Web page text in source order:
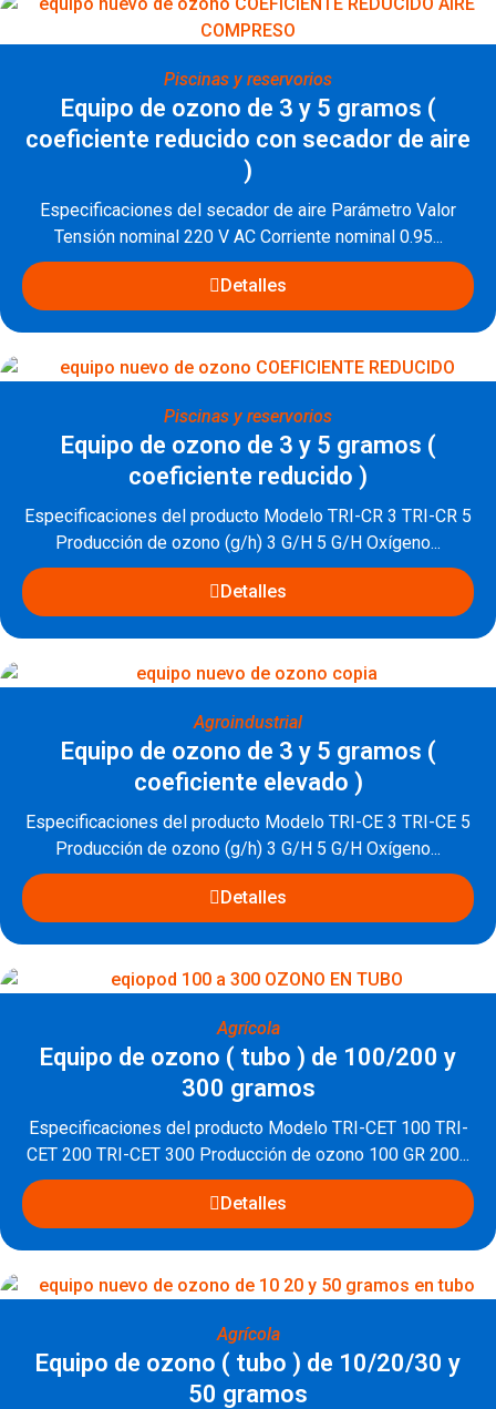
Piscinas y reservorios
Equipo de ozono de 3 y 5 gramos (
coeficiente reducido con secador de aire
)
Especificaciones del secador de aire Parámetro Valor
Tensión nominal 220 V AC Corriente nominal 0.95...
Detalles
Piscinas y reservorios
Equipo de ozono de 3 y 5 gramos (
coeficiente reducido )
Especificaciones del producto Modelo TRI-CR 3 TRI-CR 5
Producción de ozono (g/h) 3 G/H 5 G/H Oxígeno...
Detalles
Agroindustrial
Equipo de ozono de 3 y 5 gramos (
coeficiente elevado )
Especificaciones del producto Modelo TRI-CE 3 TRI-CE 5
Producción de ozono (g/h) 3 G/H 5 G/H Oxígeno...
Detalles
Agrícola
Equipo de ozono ( tubo ) de 100/200 y
300 gramos
Especificaciones del producto Modelo TRI-CET 100 TRI-
CET 200 TRI-CET 300 Producción de ozono 100 GR 200...
Detalles
Agrícola
Equipo de ozono ( tubo ) de 10/20/30 y
50 gramos